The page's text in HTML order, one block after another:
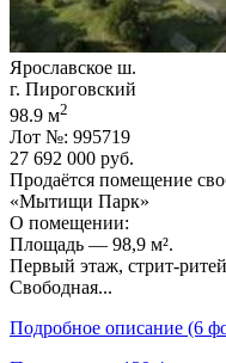
Ярославское ш.
г. Пироговский
98.9 м2
Лот №: 995719
27 692 000 руб.
Продаётся помещение
«Мытищи Парк»
О помещении:
Площадь — 98,­9 м².
Первый этаж,­ стрит-
Свободная...
Подробное описание (6